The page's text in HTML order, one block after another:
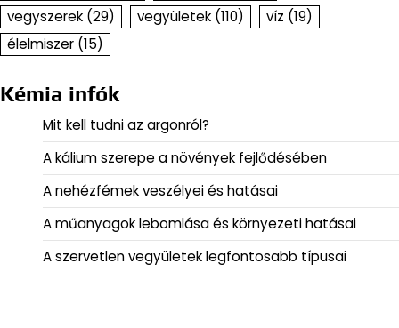
vegyszerek (29) vegyületek (110) víz (19)
élelmiszer (15)
Kémia infók
Mit kell tudni az argonról?
A kálium szerepe a növények fejlődésében
A nehézfémek veszélyei és hatásai
A műanyagok lebomlása és környezeti hatásai
A szervetlen vegyületek legfontosabb típusai